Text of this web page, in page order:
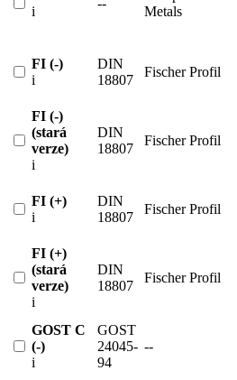
i
--
Metals
FI (-)
i
DIN
18807
Fischer Profil
FI (-)
(stará
verze)
i
DIN
18807
Fischer Profil
FI (+)
i
DIN
18807
Fischer Profil
FI (+)
(stará
verze)
i
DIN
18807
Fischer Profil
GOST C
(-)
i
GOST
24045-
94
--